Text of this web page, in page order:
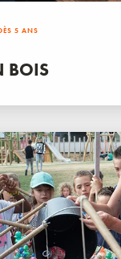
5 ANS
BOIS